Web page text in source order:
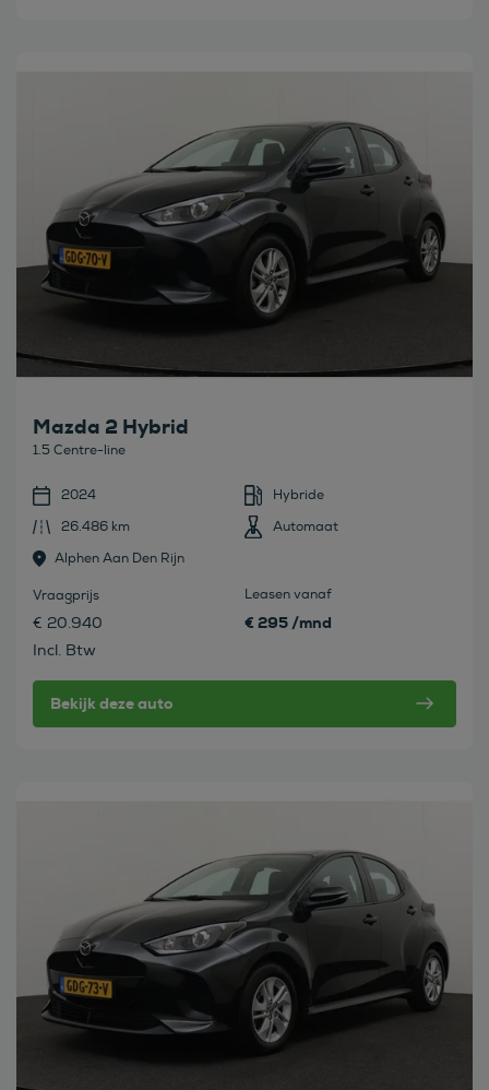
Mazda 2 Hybrid
1.5 Centre-line
2024
Hybride
26.486 km
Automaat
Alphen Aan Den Rijn
Vraagprijs
€ 20.940
Incl. Btw
Leasen vanaf
€ 295 /mnd
Bekijk deze auto